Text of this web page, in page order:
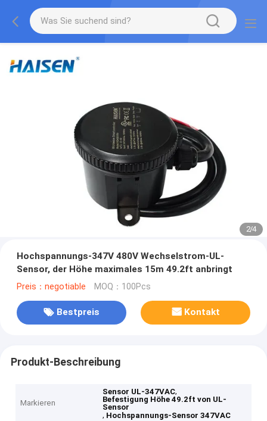
2/4
Hochspannungs-347V 480V Wechselstrom-UL-
Sensor, der Höhe maximales 15m 49.2ft anbringt
Preis：negotiable MOQ：100Pcs
Bestpreis Kontakt
Produkt-Beschreibung
Markieren
Sensor UL-347VAC,
Befestigung Höhe 49.2ft von UL-
Sensor
, Hochspannungs-Sensor 347VAC